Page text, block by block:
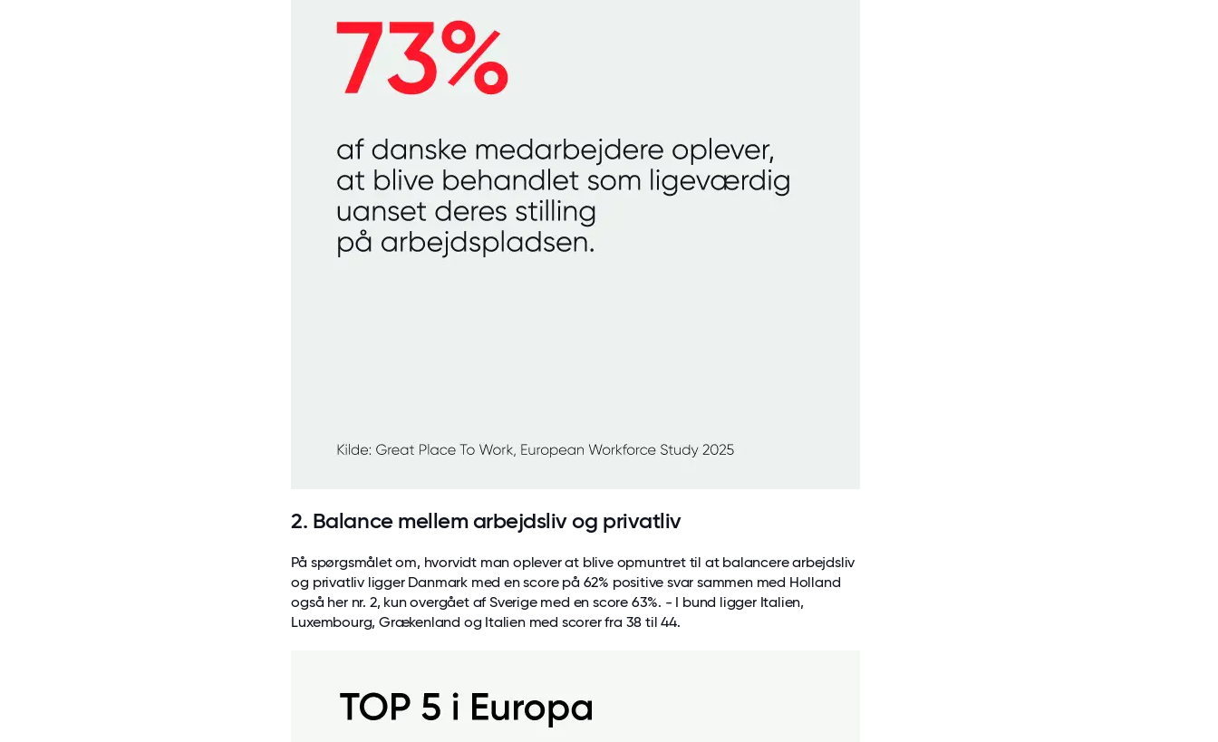
2. Balance mellem arbejdsliv og privatliv
På spørgsmålet om, hvorvidt man oplever at blive opmuntret til at balancere arbejdsliv
og privatliv ligger Danmark med en score på 62% positive svar sammen med Holland
også her nr. 2, kun overgået af Sverige med en score 63%. - I bund ligger Italien,
Luxembourg, Grækenland og Italien med scorer fra 38 til 44.